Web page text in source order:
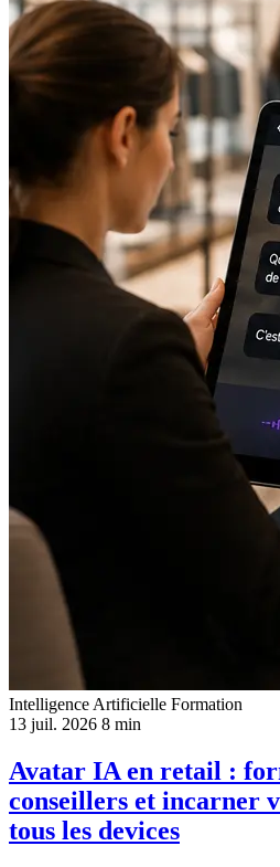
Intelligence Artificielle Formation
13 juil. 2026 8 min
Avatar IA en retail :
conseillers et incarner
tous les devices